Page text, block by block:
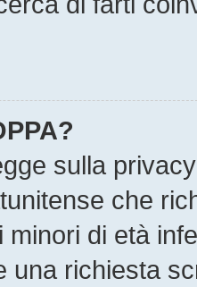
sulla
che
minori di età
una richiesta